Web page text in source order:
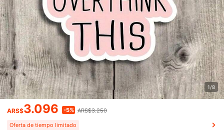
1/8
ARS$3.096 -5% ARS$3.250
Oferta de tiempo limitado